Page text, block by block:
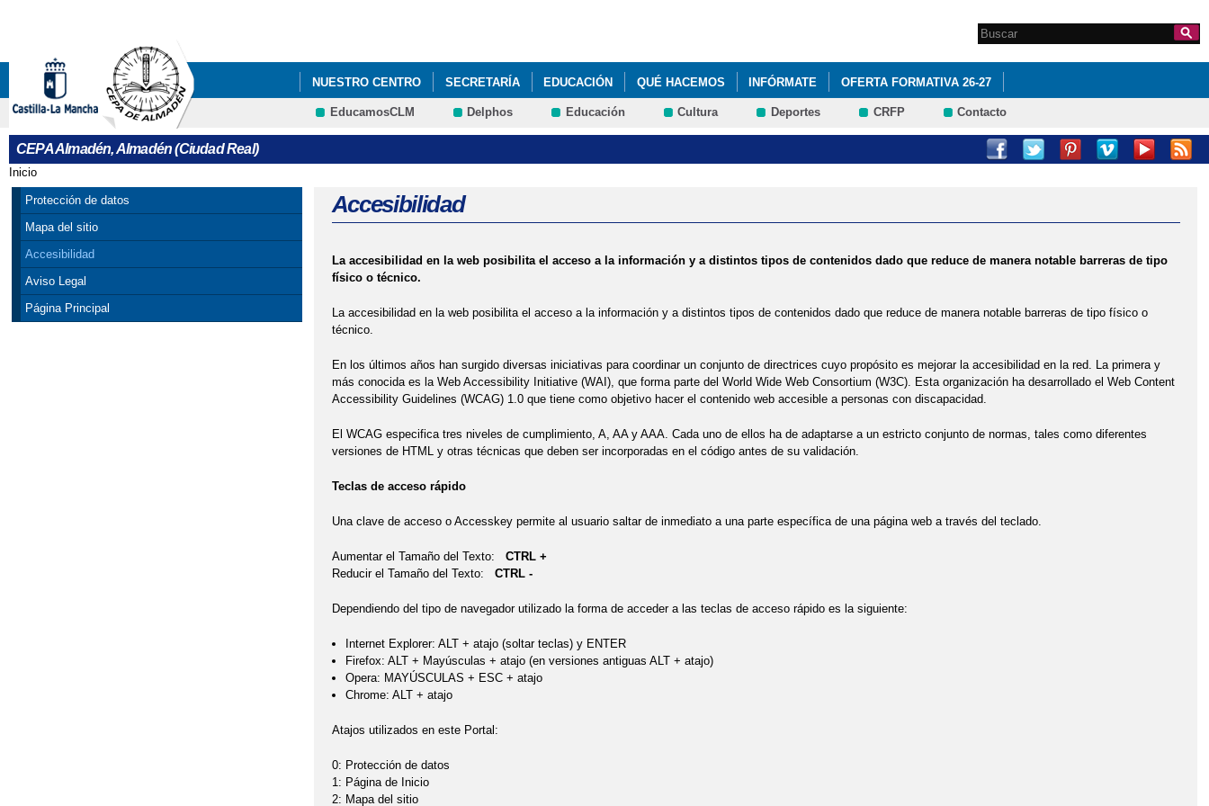
Formulario de
búsqueda
Search this site
NUESTRO CENTRO SECRETARÍA EDUCACIÓN QUÉ HACEMOS INFÓRMATE OFERTA FORMATIVA 26-27
CALENDARIO ESCOLAR 2026/2027 GUÍA-PARA-UN-USO-RESPONSABLE-DE-LAS-TECNOLOGÍAS-DIGITALES HORARIO CLASES 2026-27
TALLER DE TÉCNICAS DE ESTUDIO
ORIENTACIÓN LABORAL
EducamosCLM Delphos Educación Cultura Deportes CRFP Contacto
CEPA Almadén, Almadén (Ciudad Real)
Se encuentra usted aquí
Inicio
Protección de datos
Mapa del sitio
Accesibilidad
Aviso Legal
Página Principal
Accesibilidad
La accesibilidad en la web posibilita el acceso a la información y a distintos tipos de contenidos dado que reduce de manera notable barreras de tipo
físico o técnico.
La accesibilidad en la web posibilita el acceso a la información y a distintos tipos de contenidos dado que reduce de manera notable barreras de tipo físico o
técnico.
En los últimos años han surgido diversas iniciativas para coordinar un conjunto de directrices cuyo propósito es mejorar la accesibilidad en la red. La primera y
más conocida es la Web Accessibility Initiative (WAI), que forma parte del World Wide Web Consortium (W3C). Esta organización ha desarrollado el Web Content
Accessibility Guidelines (WCAG) 1.0 que tiene como objetivo hacer el contenido web accesible a personas con discapacidad.
El WCAG especifica tres niveles de cumplimiento, A, AA y AAA. Cada uno de ellos ha de adaptarse a un estricto conjunto de normas, tales como diferentes
versiones de HTML y otras técnicas que deben ser incorporadas en el código antes de su validación.
Teclas de acceso rápido
Una clave de acceso o Accesskey permite al usuario saltar de inmediato a una parte específica de una página web a través del teclado.
Aumentar el Tamaño del Texto: CTRL +
Reducir el Tamaño del Texto: CTRL -
Dependiendo del tipo de navegador utilizado la forma de acceder a las teclas de acceso rápido es la siguiente:
Internet Explorer: ALT + atajo (soltar teclas) y ENTER
Firefox: ALT + Mayúsculas + atajo (en versiones antiguas ALT + atajo)
Opera: MAYÚSCULAS + ESC + atajo
Chrome: ALT + atajo
Atajos utilizados en este Portal:
0: Protección de datos
1: Página de Inicio
2: Mapa del sitio